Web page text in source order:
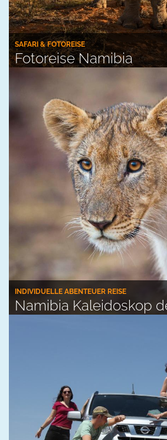
SAFARI & FOTOREISE
Fotoreise Namibia
INDIVIDUELLE ABENTEUER REISE
Namibia Kaleidoskop